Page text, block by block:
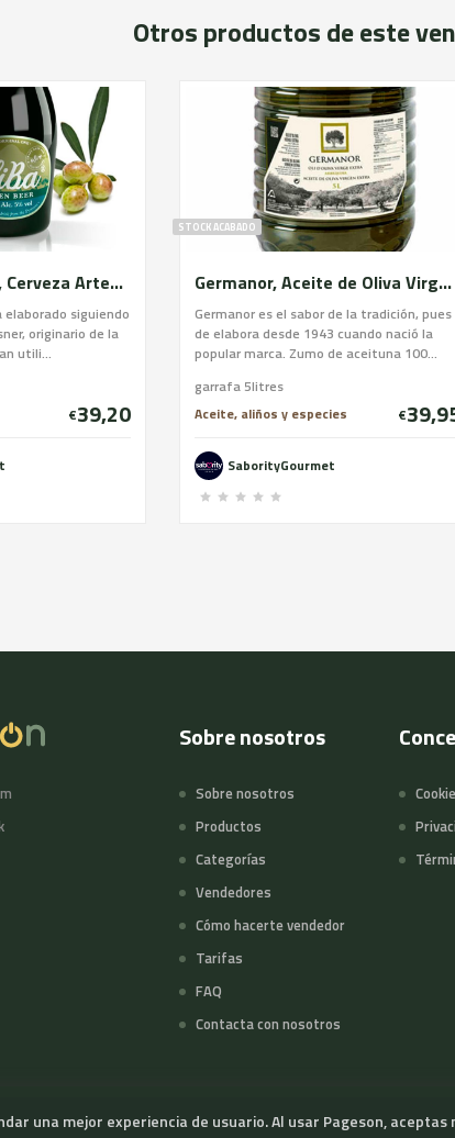
Otros productos de este
Oliba Green Beer, Cerveza Artesana Verde de Olivas, sin gluten, caja 12ud.
elaborado siguiendo
originario de la
utili...
€39,20
STOCK ACABADO
Germanor, Aceite de Oliva Virgen Extra de Arbequina, garrafa de 5litros
Germanor es el sabor de la tradición, pues
de elabora desde 1943 cuando nació la
popular marca. Zumo de aceituna 100...
garrafa 5litres
Aceite, aliños y especies
€
SaborityGourmet
Sobre nosotros
Sobre nosotros
Productos
Categorías
Vendedores
Cómo hacerte vendedor
Tarifas
FAQ
Contacta con nosotros
una mejor experiencia de usuario. Al usar Pageson, aceptas